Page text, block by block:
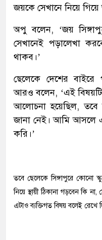
জয়কে সেখানে নিয়ে গিয়ে
অপু বলেন, ‘জয়
সেখানেই পড়ালেখা
থাকব।’
ছেলেকে দেশের
আরও বলেন, ‘এই
আলোচনা হয়েছিল, তবে
জানা নেই। আমি আসলে
করি।’
তবে ছেলেকে সিঙ্গাপুরে কোনো
নিয়ে স্থায়ী ঠিকানা গড়বেন কি
এটাও ব্যক্তিগত বিষয় বলেই রেখে